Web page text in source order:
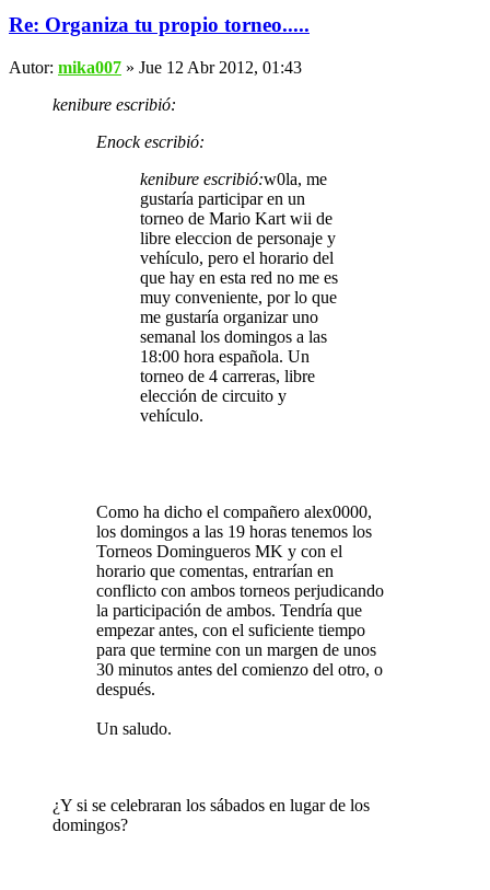
Re: Organiza tu propio torneo.....
Autor: mika007 » Jue 12 Abr 2012, 01:43
kenibure escribió:
Enock escribió:
kenibure escribió:w0la, me
gustaría participar en un
torneo de Mario Kart wii de
libre eleccion de personaje y
vehículo, pero el horario del
que hay en esta red no me es
muy conveniente, por lo que
me gustaría organizar uno
semanal los domingos a las
18:00 hora española. Un
torneo de 4 carreras, libre
elección de circuito y
vehículo.
Como ha dicho el compañero alex0000,
los domingos a las 19 horas tenemos los
Torneos Domingueros MK y con el
horario que comentas, entrarían en
conflicto con ambos torneos perjudicando
la participación de ambos. Tendría que
empezar antes, con el suficiente tiempo
para que termine con un margen de unos
30 minutos antes del comienzo del otro, o
después.
Un saludo.
¿Y si se celebraran los sábados en lugar de los
domingos?